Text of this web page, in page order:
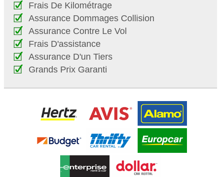
Frais De Kilométrage
Assurance Dommages Collision
Assurance Contre Le Vol
Frais D'assistance
Assurance D'un Tiers
Grands Prix Garanti